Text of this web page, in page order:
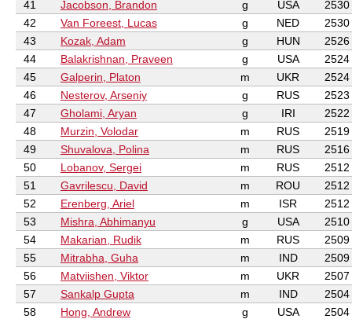
41
Jacobson, Brandon g USA
2530
42
Van Foreest, Lucas g NED
2530
43
Kozak, Adam g HUN
2526
44
Balakrishnan, Praveen g USA
2524
45
Galperin, Platon m UKR
2524
46
Nesterov, Arseniy g RUS
2523
47
Gholami, Aryan g IRI
2522
48
Murzin, Volodar m RUS
2519
49
Shuvalova, Polina m RUS
2516
50
Lobanov, Sergei m RUS
2512
51
Gavrilescu, David m ROU
2512
52
Erenberg, Ariel m ISR
2512
53
Mishra, Abhimanyu g USA
2510
54
Makarian, Rudik m RUS
2509
55
Mitrabha, Guha m IND
2509
56
Matviishen, Viktor m UKR
2507
57
Sankalp Gupta m IND
2504
58
Hong, Andrew g USA
2504